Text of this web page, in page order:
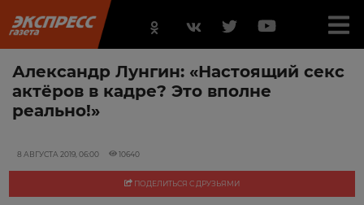
Александр Лунгин: «Настоящий секс
актёров в кадре? Это вполне
реально!»
8 АВГУСТА 2019, 06:00 10640
ПОДЕЛИТЬСЯ С ДРУЗЬЯМИ